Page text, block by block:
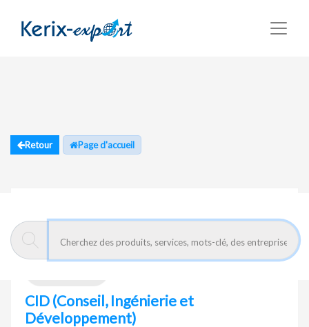
Retour Page d'accueil
CID (Conseil, Ingénierie et
Développement)